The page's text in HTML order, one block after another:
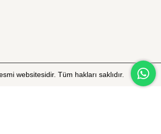
websitesidir. Tüm hakları saklıdır.